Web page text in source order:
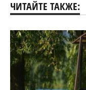
ЧИТАЙТЕ ТАКЖЕ: